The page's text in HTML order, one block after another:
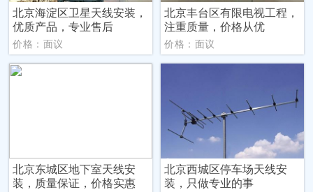
北京海淀区卫星天线安装，
优质产品，专业售后
价格：面议
北京丰台区有限电视工程，
注重质量，价格从优
价格：面议
北京东城区地下室天线安
装，质量保证，价格实惠
北京西城区停车场天线安
装，只做专业的事